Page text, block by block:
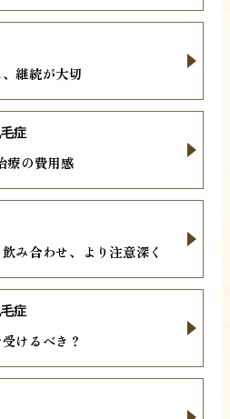
継続が大切
療の費用感
症
み合わせ、より注意深く
けるべき？
症